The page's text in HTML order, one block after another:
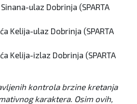
ulaz Dobrinja (SPARTA
Kelija-ulaz Dobrinja (SPARTA
Kelija-izlaz Dobrinja (SPARTA
kontrola brzine kretanja
karaktera. Osim ovih,